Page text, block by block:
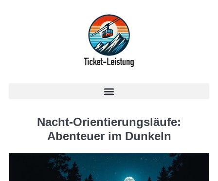
Nacht-Orientierungsläufe:
Abenteuer im Dunkeln